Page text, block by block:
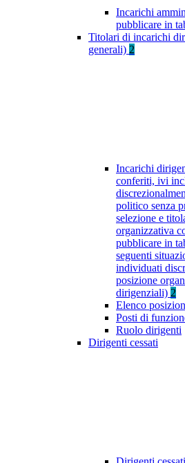
Incarichi
pubblicare in
Titolari di incarichi
generali) 2
Incarichi
conferiti, ivi
politico senza
selezione e
organizzativa
pubblicare in
seguenti
individuati
posizione
dirigenziali) 2
Elenco
Posti di
Ruolo dirigenti
Dirigenti cessati